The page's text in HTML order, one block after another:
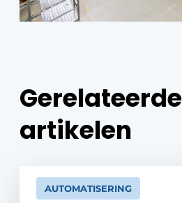
Gerelateerde
artikelen
AUTOMATISERING